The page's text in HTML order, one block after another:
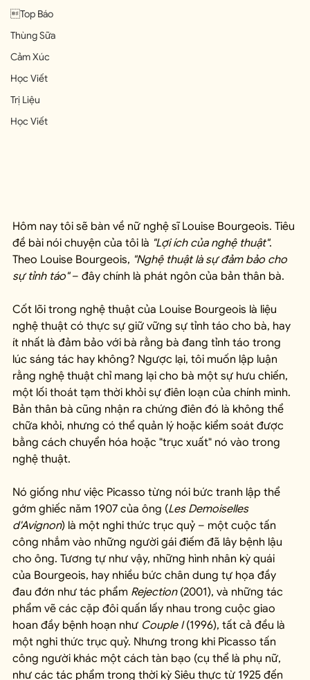
Top Báo
Thùng Sữa
Cảm Xúc
Học Viết
Trị Liệu
Học Viết
Hôm nay tôi sẽ bàn về nữ nghệ sĩ Louise Bourgeois. Tiêu
đề bài nói chuyện của tôi là "Lợi ích của nghệ thuật".
Theo Louise Bourgeois, "Nghệ thuật là sự đảm bảo cho
sự tỉnh táo" – đây chính là phát ngôn của bản thân bà.
Cốt lõi trong nghệ thuật của Louise Bourgeois là liệu
nghệ thuật có thực sự giữ vững sự tỉnh táo cho bà, hay
ít nhất là đảm bảo với bà rằng bà đang tỉnh táo trong
lúc sáng tác hay không? Ngược lại, tôi muốn lập luận
rằng nghệ thuật chỉ mang lại cho bà một sự hưu chiến,
một lối thoát tạm thời khỏi sự điên loạn của chính mình.
Bản thân bà cũng nhận ra chứng điên đó là không thể
chữa khỏi, nhưng có thể quản lý hoặc kiểm soát được
bằng cách chuyển hóa hoặc "trục xuất" nó vào trong
nghệ thuật.
Nó giống như việc Picasso từng nói bức tranh lập thể
gớm ghiếc năm 1907 của ông (Les Demoiselles
d'Avignon) là một nghi thức trục quỷ – một cuộc tấn
công nhắm vào những người gái điếm đã lây bệnh lậu
cho ông. Tương tự như vậy, những hình nhân kỳ quái
của Bourgeois, hay nhiều bức chân dung tự họa đầy
đau đớn như tác phẩm Rejection (2001), và những tác
phẩm vẽ các cặp đôi quấn lấy nhau trong cuộc giao
hoan đầy bệnh hoạn như Couple I (1996), tất cả đều là
một nghi thức trục quỷ. Nhưng trong khi Picasso tấn
công người khác một cách tàn bạo (cụ thể là phụ nữ,
như các tác phẩm trong thời kỳ Siêu thực từ 1925 đến